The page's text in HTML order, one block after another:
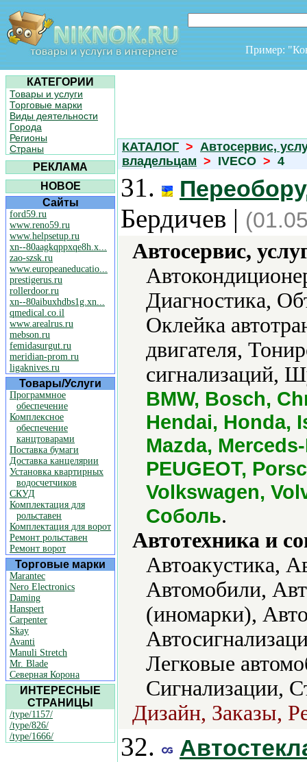
Пример:
КАТЕГОРИИ
Товары и услуги
Торговые марки
Виды деятельности
Города
Регионы
Страны
РЕКЛАМА
НОВОЕ
Сайты
ford59.ru
www.reno59.ru
www.helpsetup.ru
xn--80aagkqppxqe8h.x...
zao-szsk.ru
www.europeaneducatio...
prestigerus.ru
rollerdoor.ru
xn--80aibuxhdbs1g.xn...
qmedical.co.il
www.arealrus.ru
mebson.ru
femidasurgut.ru
meridian-prom.ru
ligaknives.ru
Товары/Услуги
Программное
обеспечение
Комплексное
обеспечение
канцтоварами
Поставка бумаги
Доставка канцелярии
Установка квартирных
водосчетчиков
СКУД
Комплектация для
рольставен
Комплектация для ворот
Ремонт рольставен
Ремонт ворот
Торговые марки
Marantec
Nero Electronics
Daming
Hanspert
Carpenter
Skay
Avanti
Manuli Stretch
Mr. Blade
Северная Корона
ИНТЕРЕСНЫЕ
СТРАНИЦЫ
/type/1157/
/type/826/
/type/1666/
КАТАЛОГ > Автосервис,
владельцам > IVECO > 4
31.
Бердичев |
Автосервис,
Диагностика,
Оклейка
двигателя,
сигнализаций,
BMW, Bosch,
Hendai, Honda,
Mazda,
PEUGEOT,
Volkswagen,
Соболь.
Автотехника и
Автоакустика,
Автомобили,
(иномарки),
Легковые
Сигнализации,
Дизайн, Заказы,
32.